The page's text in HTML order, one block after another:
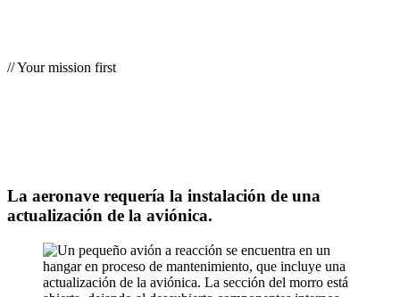
// Your mission first
La aeronave requería la instalación de una
actualización de la aviónica.